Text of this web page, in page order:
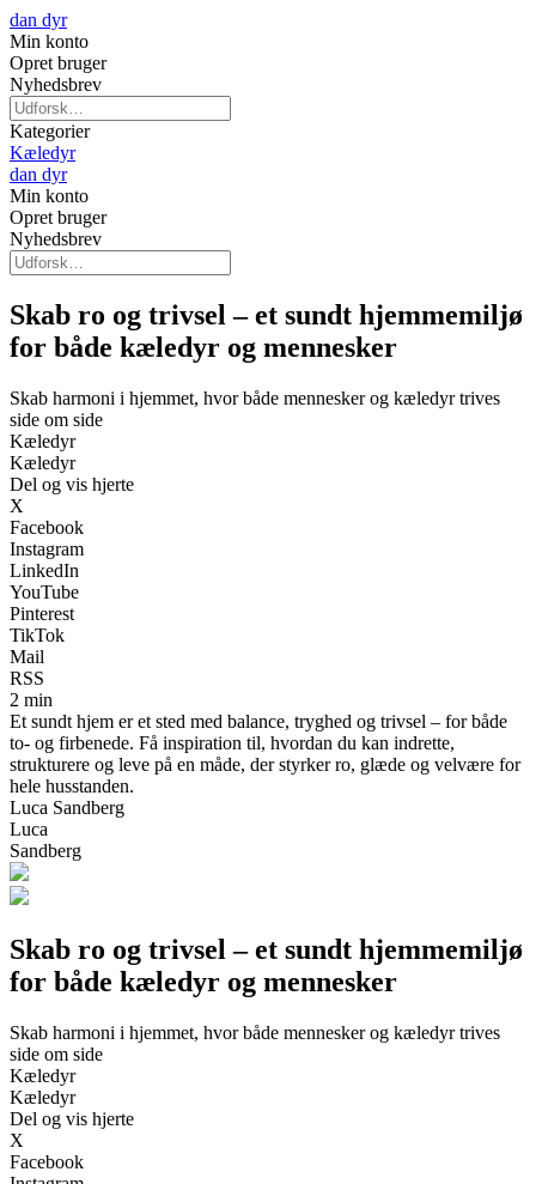
dan dyr
Min konto
Opret bruger
Nyhedsbrev
Kategorier
Kæledyr
dan dyr
Min konto
Opret bruger
Nyhedsbrev
Skab ro og trivsel – et sundt hjemmemiljø
for både kæledyr og mennesker
Skab harmoni i hjemmet, hvor både mennesker og kæledyr trives
side om side
Kæledyr
Kæledyr
Del og vis hjerte
X
Facebook
Instagram
LinkedIn
YouTube
Pinterest
TikTok
Mail
RSS
2 min
Et sundt hjem er et sted med balance, tryghed og trivsel – for både
to- og firbenede. Få inspiration til, hvordan du kan indrette,
strukturere og leve på en måde, der styrker ro, glæde og velvære for
hele husstanden.
Luca Sandberg
Luca
Sandberg
Skab ro og trivsel – et sundt hjemmemiljø
for både kæledyr og mennesker
Skab harmoni i hjemmet, hvor både mennesker og kæledyr trives
side om side
Kæledyr
Kæledyr
Del og vis hjerte
X
Facebook